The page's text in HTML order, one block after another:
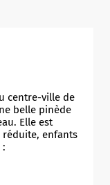
centre-ville de
belle pinède
Elle est
réduite, enfants
: